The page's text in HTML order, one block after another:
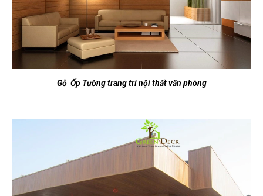
Gỗ Ốp Tường trang trí nội thất văn phòng